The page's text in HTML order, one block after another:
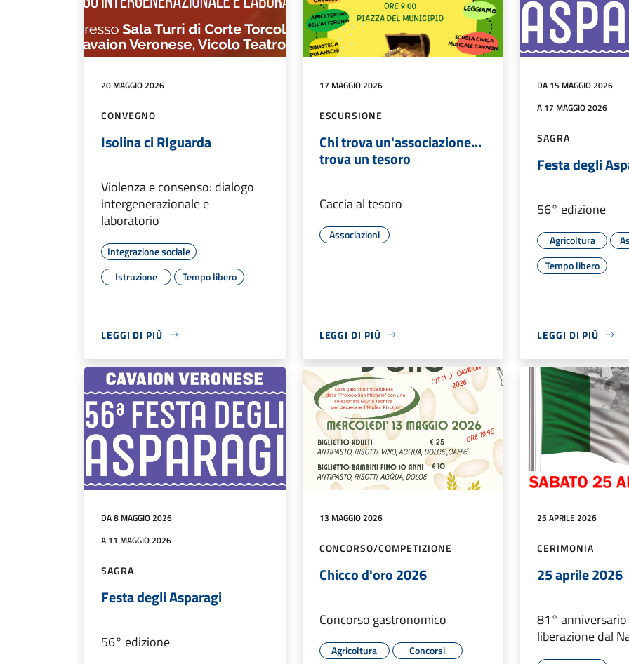
20 MAGGIO 2026
CONVEGNO
Isolina ci RIguarda
Violenza e consenso: dialogo
intergenerazionale e
laboratorio
Integrazione sociale
Istruzione
Tempo libero
LEGGI DI PIÙ
17 MAGGIO 2026
ESCURSIONE
Chi trova un'associazione...
trova un tesoro
Caccia al tesoro
Associazioni
LEGGI DI PIÙ
DA 15 MAGGIO 2026
A 17 MAGGIO 2026
SAGRA
Festa degli
56° edizione
Agricoltura
Tempo libero
LEGGI DI PIÙ
DA 8 MAGGIO 2026
A 11 MAGGIO 2026
SAGRA
Festa degli Asparagi
56° edizione
13 MAGGIO 2026
CONCORSO/COMPETIZIONE
Chicco d'oro 2026
Concorso gastronomico
Agricoltura Concorsi
25 APRILE 2026
CERIMONIA
25 aprile 2026
81°
liberazione dal